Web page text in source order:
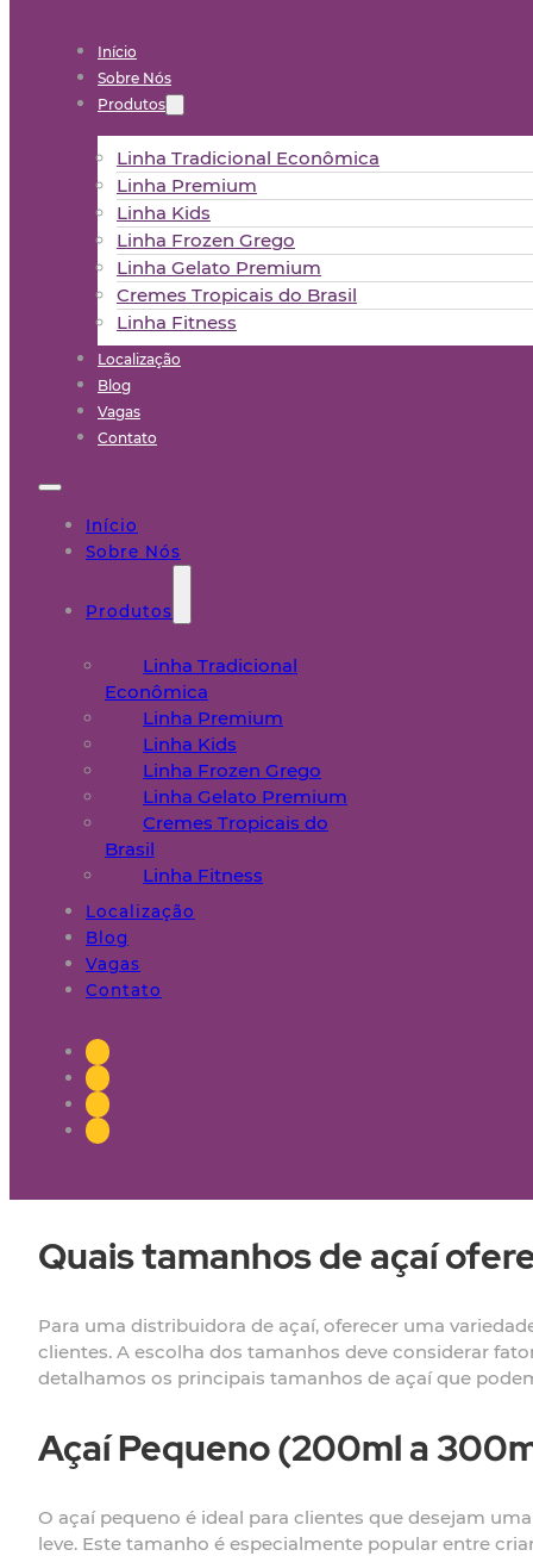
Início
Sobre Nós
Produtos
Linha Tradicional Econômica
Linha Premium
Linha Kids
Linha Frozen Grego
Linha Gelato Premium
Cremes Tropicais do Brasil
Linha Fitness
Localização
Blog
Vagas
Contato
Início
Sobre Nós
Produtos
Linha Tradicional
Econômica
Linha Premium
Linha Kids
Linha Frozen Grego
Linha Gelato Premium
Cremes Tropicais do
Brasil
Linha Fitness
Localização
Blog
Vagas
Contato
Quais tamanhos de açaí
Para uma distribuidora de açaí, oferecer uma
clientes. A escolha dos tamanhos deve considerar
detalhamos os principais tamanhos de açaí que
Açaí Pequeno (200ml a
O açaí pequeno é ideal para clientes que desejam
leve. Este tamanho é especialmente popular entre